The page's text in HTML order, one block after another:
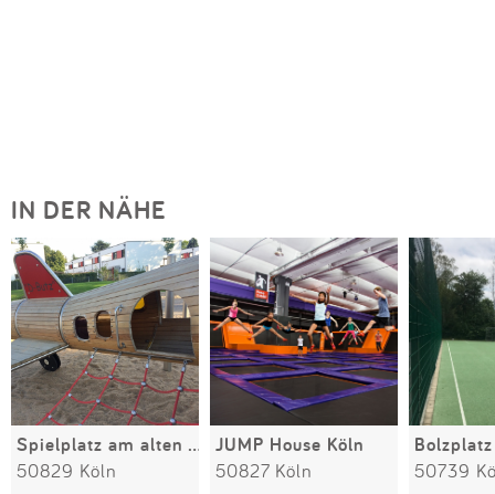
IN DER NÄHE
Spielplatz am alten Flugplatz / Butzweilerhof
50829 Köln
JUMP House Köln
50827 Köln 50739